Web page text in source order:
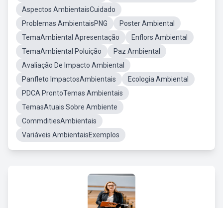
Aspectos AmbientaisCuidado
Problemas AmbientaisPNG
Poster Ambiental
TemaAmbiental Apresentação
Enflors Ambiental
TemaAmbiental Poluição
Paz Ambiental
Avaliação De Impacto Ambiental
Panfleto ImpactosAmbientais
Ecologia Ambiental
PDCA ProntoTemas Ambientais
TemasAtuais Sobre Ambiente
CommditiesAmbientais
Variáveis AmbientaisExemplos